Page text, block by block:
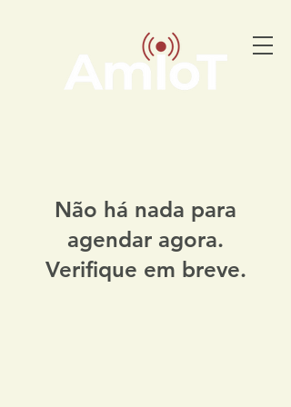
Não há nada para
agendar agora.
Verifique em breve.